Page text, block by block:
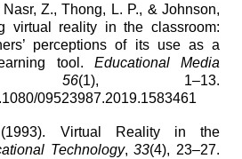
Z., Thong, L. P., & Johnson,
virtual reality in the classroom:
perceptions of its use as a
tool. Educational Media
56(1), 1–13.
09523987.2019.1583461
Virtual Reality in the
Technology,33(4), 23–27.